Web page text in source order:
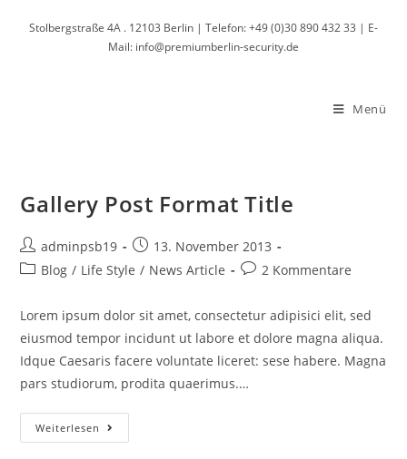
InhaltStolbergstraße 4A . 12103 Berlin | Telefon: +49 (0)30 890 432 33 | E-
Mail: info@premiumberlin-security.de
Menü
Gallery Post Format Title
Beitrags-
Autor:
adminpsb19
Beitrag
veröffentlicht:
13. November 2013
Beitrags-
Blog / Life Style / News Article
Beitrags-
2 Kommentare
Lorem ipsum dolor sit amet, consectetur adipisici elit, sed
eiusmod tempor incidunt ut labore et dolore magna aliqua.
Idque Caesaris facere voluntate liceret: sese habere. Magna
pars studiorum, prodita quaerimus.…
Weiterlesen Gallery
Post